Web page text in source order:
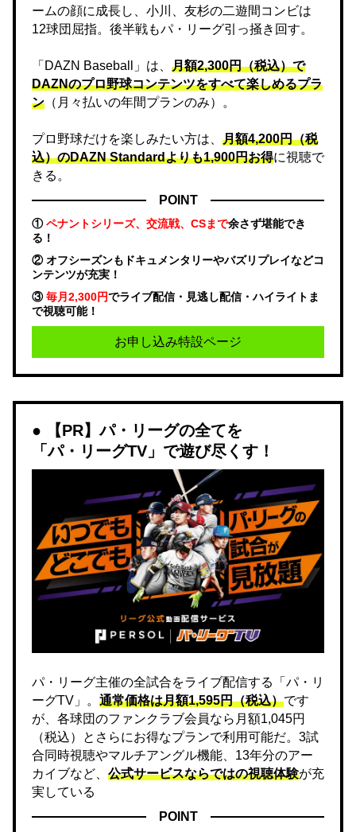
ームの顔に成長し、小川、友杉の二遊間コンビは
12球団屈指。後半戦もパ・リーグ引っ掻き回す。
「DAZN Baseball」は、 月額2,300円（税込）で
DAZNのプロ野球コンテンツをすべて楽しめるプラ
ン （月々払いの年間プランのみ）。
プロ野球だけを楽しみたい方は、 月額4,200円（税
込）のDAZN Standard​よりも1,900円お得に視聴で
きる。
POINT
①ペナントシリーズ、交流戦、CSまで余さず堪能でき
る！
② オフシーズンもドキュメンタリーやバズリプレイなどコ
ンテンツが充実！
③毎月2,300円でライブ配信・見逃し配信・ハイライトま
で視聴可能！
お申し込み特設ページ
【PR】パ・リーグの全てを
「パ・リーグTV」で遊び尽くす！
パ・リーグ主催の全試合をライブ配信する「パ・リ
ーグTV」。 通常価格は月額1,595円（税込）です
が、各球団のファンクラブ会員なら月額1,045円
（税込）とさらにお得なプランで利用可能だ。3試
合同時視聴やマルチアングル機能、13年分のアー
カイブなど、 公式サービスならではの視聴体験が充
実している
POINT